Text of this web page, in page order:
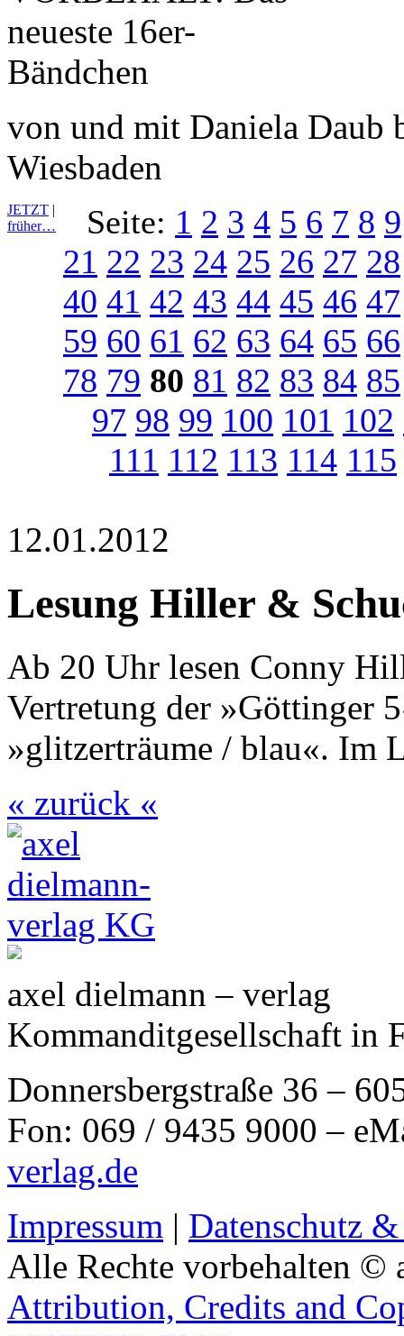
von und mit Daniela Daub
Wiesbaden
JETZT |
früher…
Seite: 1 2 3 4 5 6 7 8 9
21 22 23 24 25 26 27 28
40 41 42 43 44 45 46 47
59 60 61 62 63 64 65 66
78 79 80 81 82 83 84 85
97 98 99 100 101 102
111 112 113 114 115
12.01.2012
Lesung Hiller &
Ab 20 Uhr lesen Conny
Vertretung der »Göttinger
»glitzerträume / blau«. Im
« zurück «
axel dielmann – verlag
Kommanditgesellschaft in
Donnersbergstraße 36 –
Fon: 069 / 9435 9000 –
verlag.de
Impressum | Datenschutz
Alle Rechte vorbehalten ©
Attribution, Credits and